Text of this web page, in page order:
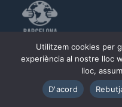
Política de privadesa
Utilitzem cookies per
experiència al nostre lloc
lloc,
D'acord